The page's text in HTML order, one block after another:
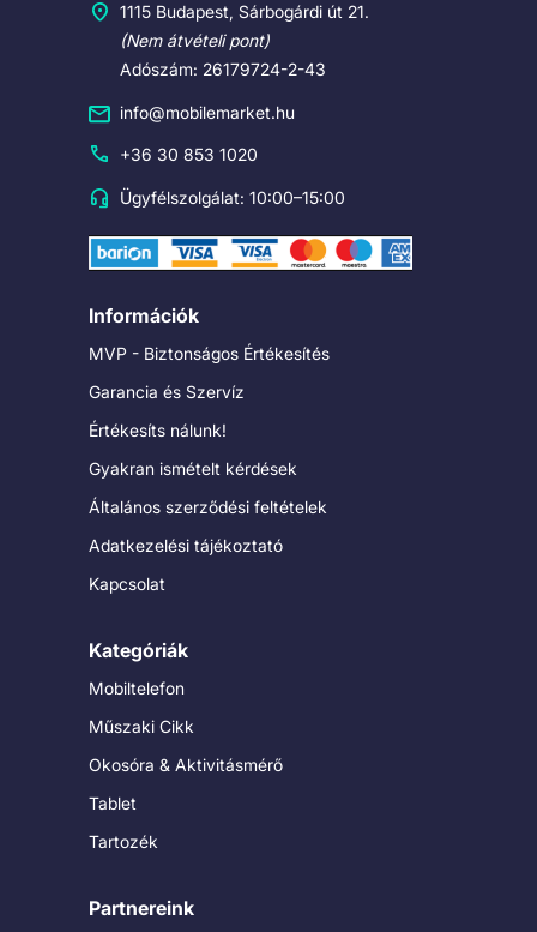
1115 Budapest, Sárbogárdi út 21.
(Nem átvételi pont)
Adószám: 26179724-2-43
info@mobilemarket.hu
+36 30 853 1020
Ügyfélszolgálat: 10:00–15:00
Információk
MVP - Biztonságos Értékesítés
Garancia és Szervíz
Értékesíts nálunk!
Gyakran ismételt kérdések
Általános szerződési feltételek
Adatkezelési tájékoztató
Kapcsolat
Kategóriák
Mobiltelefon
Műszaki Cikk
Okosóra & Aktivitásmérő
Tablet
Tartozék
Partnereink